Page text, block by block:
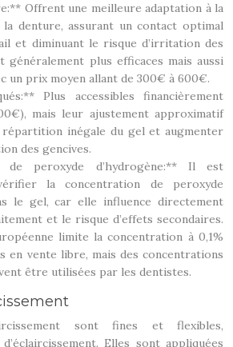
Offrent une meilleure adaptation à la
denture, assurant un contact optimal
et diminuant le risque d’irritation des
généralement plus efficaces mais aussi
un prix moyen allant de 300€ à 600€.
Plus accessibles financièrement
mais leur ajustement approximatif
répartition inégale du gel et augmenter
des gencives.
de peroxyde d’hydrogène:** Il est
la concentration de peroxyde
le gel, car elle influence directement
et le risque d’effets secondaires.
limite la concentration à 0,1%
en vente libre, mais des concentrations
être utilisées par les dentistes.
sont fines et flexibles,
Elles sont appliquées